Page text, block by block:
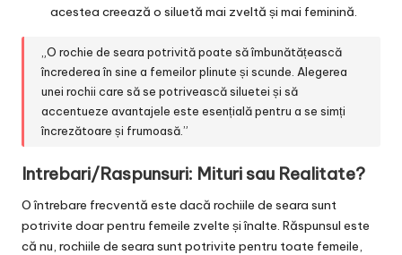
acestea creează o siluetă mai zveltă și mai feminină.
„O rochie de seara potrivită poate să îmbunătățească
încrederea în sine a femeilor plinute și scunde. Alegerea
unei rochii care să se potrivească siluetei și să
accentueze avantajele este esențială pentru a se simți
încrezătoare și frumoasă.”
Intrebari/Raspunsuri: Mituri sau Realitate?
O întrebare frecventă este dacă rochiile de seara sunt
potrivite doar pentru femeile zvelte și înalte. Răspunsul este
că nu, rochiile de seara sunt potrivite pentru toate femeile,